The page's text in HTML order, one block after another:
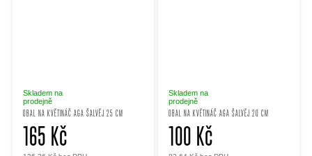
OBAL NA KVĚTINÁČ AGA ŠALVĚJ 25 CM
Skladem na
prodejně
165 Kč
OBAL NA KVĚTINÁČ AGA ŠALVĚJ 20 CM
Skladem na
prodejně
100 Kč